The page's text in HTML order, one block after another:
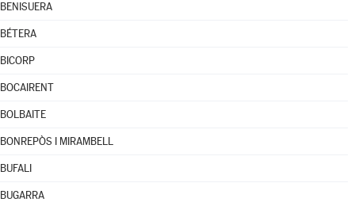
BENISUERA
BÉTERA
BICORP
BOCAIRENT
BOLBAITE
BONREPÒS I MIRAMBELL
BUFALI
BUGARRA